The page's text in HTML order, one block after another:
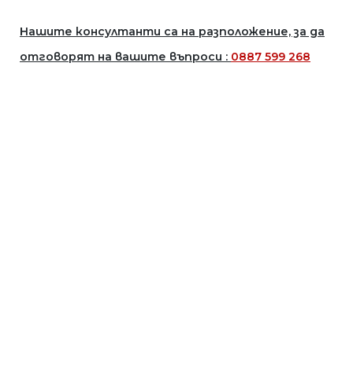
Нашите консултанти са на разположение, за да
отговорят на вашите въпроси : 0887 599 268